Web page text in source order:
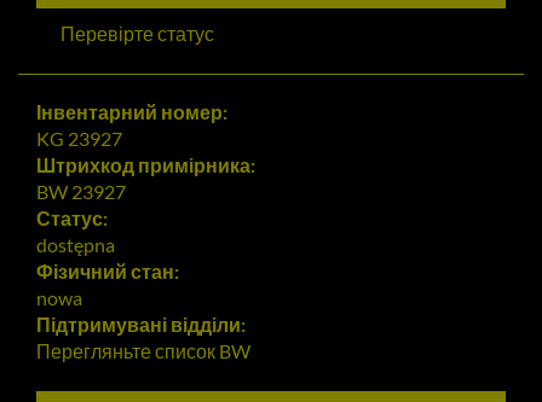
Перевірте статус
Інвентарний номер:
KG 23927
Штрихкод примірника:
BW 23927
Статус:
dostępna
Фізичний стан:
nowa
Підтримувані відділи:
Перегляньте список BW